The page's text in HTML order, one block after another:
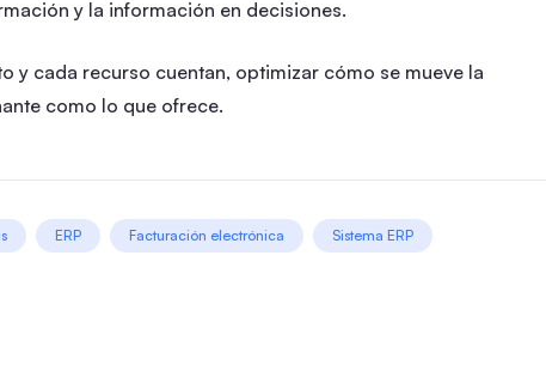
y la información en decisiones.
y cada recurso cuentan, optimizar cómo se mueve la
como lo que ofrece.
ERP Facturación electrónica Sistema ERP